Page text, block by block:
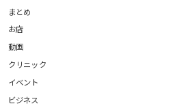
まとめ
お店
動画
クリニック
イベント
ビジネス